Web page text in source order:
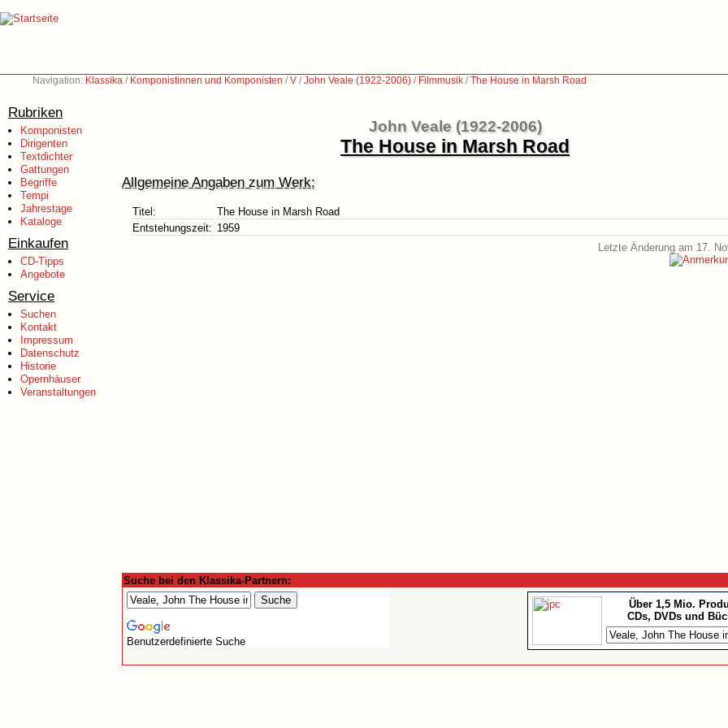
Navigation: Klassika / Komponistinnen und Komponisten /V /John Veale (1922-2006) / Filmmusik /The House in Marsh Road
Rubriken
Komponisten
Dirigenten
Textdichter
Gattungen
Begriffe
Tempi
Jahrestage
Kataloge
Einkaufen
CD-Tipps
Angebote
Service
Suchen
Kontakt
Impressum
Datenschutz
Historie
Opernhäuser
Veranstaltungen
John Veale (1922-2006)
The House in Marsh Road
Allgemeine Angaben zum Werk:
Titel:
The House in Marsh Road
Entstehungszeit: 1959
Letzte Änderung am 17.
Suche bei den Klassika-Partnern:
Benutzerdefinierte Suche
Über 1,5 Mio.
CDs, DVDs und